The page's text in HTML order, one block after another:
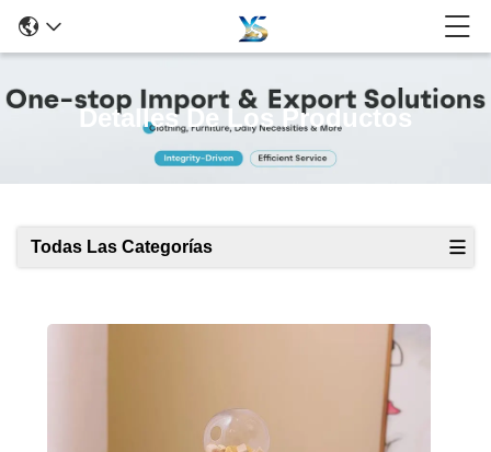
Detalles De Los Productos
Todas Las Categorías